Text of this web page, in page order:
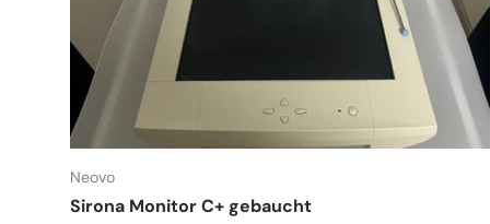
Neovo
Sirona Monitor C+ gebaucht